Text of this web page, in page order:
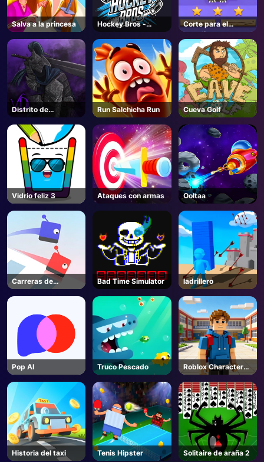
AD
Salva a la princesa
Hockey Bros -
Coming Soon
Corte para el
desafío del gato
Distrito de
Violencia - Roblox
Run Salchicha Run Cueva Golf
Vidrio feliz 3 Ataques con armas Ooltaa
Carreras de
Nieve.io
Bad Time Simulator ladrillero
Pop AI Truco Pescado
Roblox Character
Generator
Historia del taxi Tenis Hipster Solitaire de araña 2